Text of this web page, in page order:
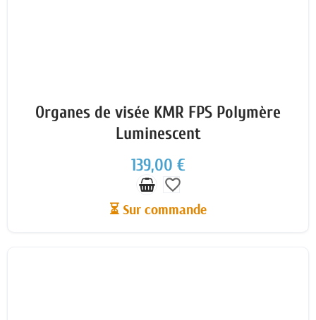
Organes de visée KMR FPS Polymère
Luminescent
139,00 €
favorite_border
⏳ Sur commande